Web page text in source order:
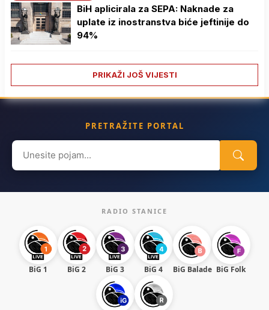
BiH aplicirala za SEPA: Naknade za
uplate iz inostranstva biće jeftinije do
94%
PRIKAŽI JOŠ VIJESTI
PRETRAŽITE PORTAL
Search
for:
RADIO STANICE
BiG 1 BiG 2 BiG 3 BiG 4 BiG Balade BiG Folk